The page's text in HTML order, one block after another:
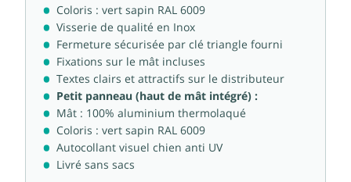
Coloris : vert sapin RAL 6009
Visserie de qualité en Inox
Fermeture sécurisée par clé triangle fourni
Fixations sur le mât incluses
Textes clairs et attractifs sur le distributeur
Petit panneau (haut de mât intégré) :
Mât : 100% aluminium thermolaqué
Coloris : vert sapin RAL 6009
Autocollant visuel chien anti UV
Livré sans sacs